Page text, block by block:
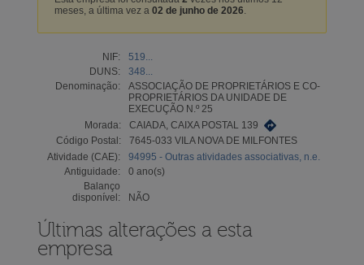
meses, a última vez a 02 de junho de 2026.
NIF:
519...
DUNS:
348...
Denominação:
ASSOCIAÇÃO DE PROPRIETÁRIOS E CO-
PROPRIETÁRIOS DA UNIDADE DE
EXECUÇÃO N.º 25
Morada:
CAIADA, CAIXA POSTAL 139
Código Postal:
7645-033 VILA NOVA DE MILFONTES
Atividade (CAE):
94995 - Outras atividades associativas, n.e.
Antiguidade:
0 ano(s)
Balanço
disponível:
NÃO
Últimas alterações a esta
empresa